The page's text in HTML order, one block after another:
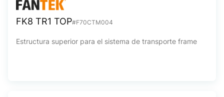
FK8 TR1 TOP#F70CTM004
Estructura superior para el sistema de transporte frame